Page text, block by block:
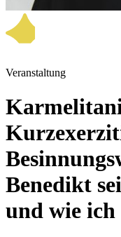
Veranstaltung
Benedikt
und wie